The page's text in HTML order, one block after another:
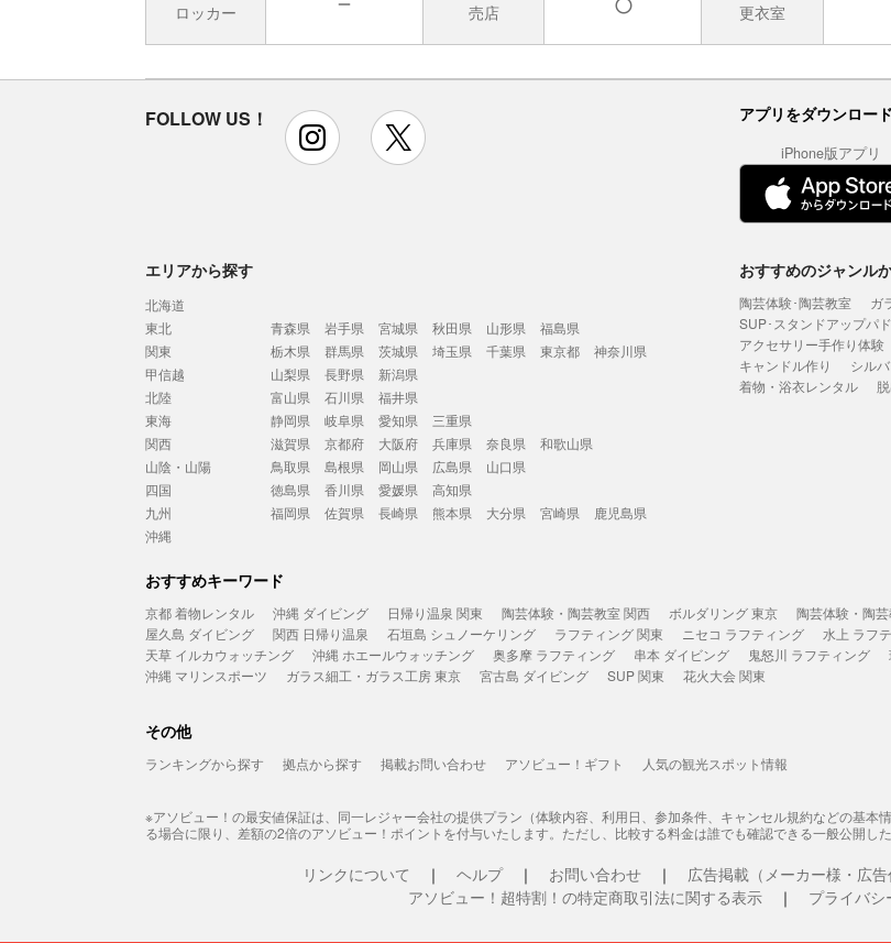
ロッカー 売店 更衣室
FOLLOW US！ instagram アプリをダウンロード
iPhone版アプリ
エリアから探す
北海道
東北
青森県 岩手県 宮城県 秋田県 山形県
福島県
関東
栃木県 群馬県 茨城県 埼玉県 千葉県 東京都
神奈川県
甲信越
山梨県 長野県
新潟県
北陸
富山県 石川県
福井県
東海
静岡県 岐阜県 愛知県
三重県
関西
滋賀県 京都府 大阪府 兵庫県 奈良県
和歌山県
山陰・山陽
鳥取県 島根県 岡山県 広島県
山口県
四国
徳島県 香川県 愛媛県
高知県
九州
福岡県 佐賀県 長崎県 熊本県 大分県 宮崎県
鹿児島県
沖縄
おすすめのジャンル
陶芸体験･陶芸教室 ガ
SUP･スタンドアップパ
アクセサリー手作り体験
キャンドル作り
シル
着物・浴衣レンタル
おすすめキーワード
京都 着物レンタル 沖縄 ダイビング 日帰り温泉 関東 陶芸体験・陶芸教室 関西 ボルダリング 東京 陶芸体験・陶
屋久島 ダイビング
関西 日帰り温泉 石垣島 シュノーケリング ラフティング 関東 ニセコ ラフティング 水上 ラフ
天草 イルカウォッチング
沖縄 ホエールウォッチング 奥多摩 ラフティング 串本 ダイビング 鬼怒川 ラフティング
沖縄 マリンスポーツ
ガラス細工・ガラス工房 東京 宮古島 ダイビング SUP 関東 花火大会 関東
その他
ランキングから探す 拠点から探す 掲載お問い合わせ アソビュー！ギフト 人気の観光スポット情報
※アソビュー！の最安値保証は、同一レジャー会社の提供プラン（体験内容、利用日、参加条件、キャンセル規約などの基
る場合に限り、差額の2倍のアソビュー！ポイントを付与いたします。ただし、比較する料金は誰でも確認できる一般公開し
リンクについて ヘルプ お問い合わせ 広告掲載（メーカー様・広
アソビュー！超特割！の特定商取引法に関する表示
プライバシ